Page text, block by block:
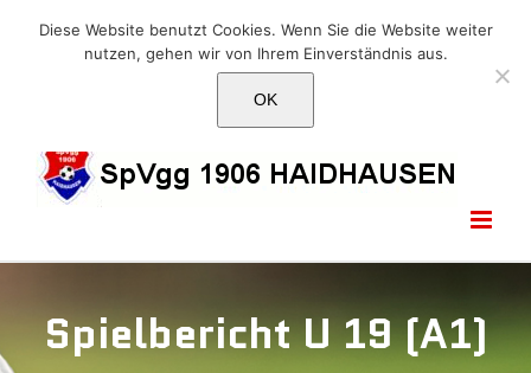
E-Mail: info@1906haidhausen.de
FacebookInstagram
E-
Spielbericht U 19 (A1)
Diese Website benutzt Cookies. Wenn Sie die Website weiter
nutzen, gehen wir von Ihrem Einverständnis aus.
OK